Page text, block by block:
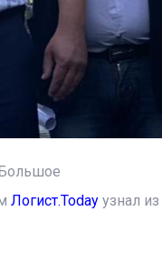
Логист.Todayузнал из